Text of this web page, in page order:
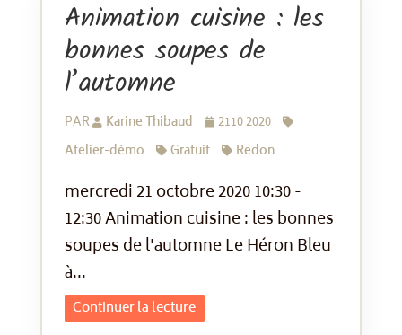
Animation cuisine : les
bonnes soupes de
l’automne
PAR Karine Thibaud
2110 2020
Atelier-démo
Gratuit Redon
mercredi 21 octobre 2020 10:30 -
12:30 Animation cuisine : les bonnes
soupes de l'automne Le Héron Bleu
à...
Continuer la lecture